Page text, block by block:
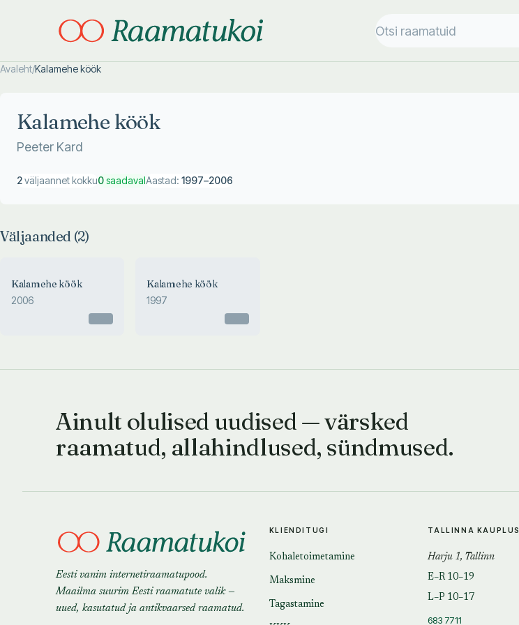
Avaleht/Kalamehe köök
Kalamehe köök
Peeter Kard
2väljaannet kokku0saadavalAastad: 1997–2006
Väljaanded (2)
Kalamehe köök
2006
Kalamehe köök
1997
Ainult olulised uudised — värsked
raamatud, allahindlused, sündmused.
Eesti vanim internetiraamatupood.
Maailma suurim Eesti raamatute valik —
uued, kasutatud ja antikvaarsed raamatud.
KLIENDITUGI
Kohaletoimetamine
Maksmine
Tagastamine
TALLINNA KAUPLUS
Harju 1, Tallinn
E–R 10–19
L–P 10–17
683 7711